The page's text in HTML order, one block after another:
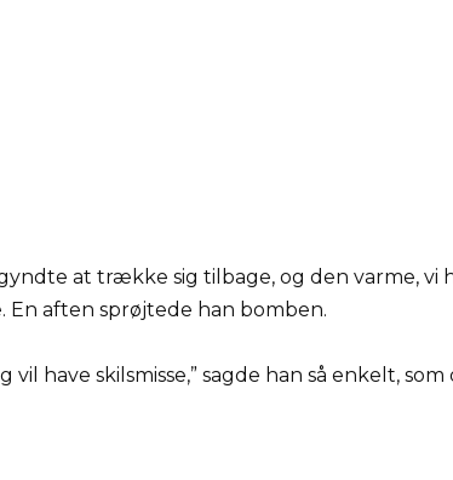
at trække sig tilbage, og den varme, vi
En aften sprøjtede han bomben.
vil have skilsmisse,” sagde han så enkelt,